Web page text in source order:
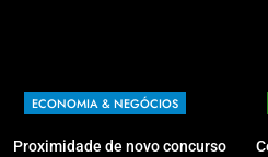
ECONOMIA & NEGÓCIOS
Proximidade de novo concurso